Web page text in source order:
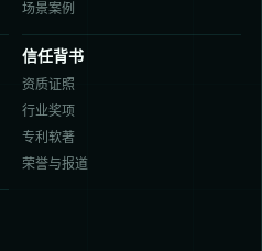
场景案例
信任背书
资质证照
行业奖项
专利软著
荣誉与报道